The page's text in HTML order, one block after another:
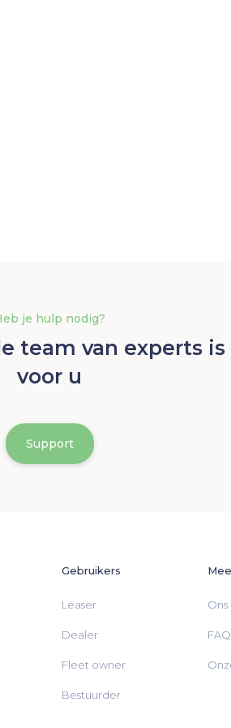
je hulp nodig?
team van experts is
voor u
Support
Gebruikers
Leaser
Dealer
Fleet owner
Bestuurder
FAQ